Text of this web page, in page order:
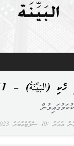
(البَيِّنَةُ) – 11
ޢުމަރު 10 ސެޕްޓެމްބަރު 2023